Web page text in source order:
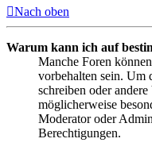
Nach oben
Warum kann ich auf
Manche Foren
vorbehalten sein. Um
schreiben oder
möglicherweise
Moderator oder
Berechtigungen.